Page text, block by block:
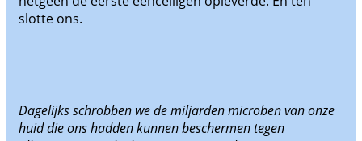
slotte ons.
Dagelijks schrobben we de miljarden microben van onze
huid die ons hadden kunnen beschermen tegen